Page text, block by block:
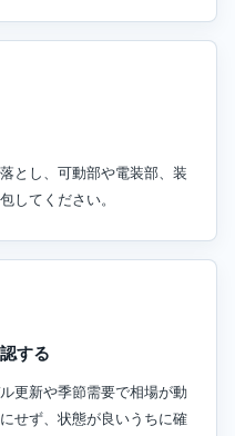
とし、可動部や電装部、装
してください。
する
更新や季節需要で相場が動
せず、状態が良いうちに確